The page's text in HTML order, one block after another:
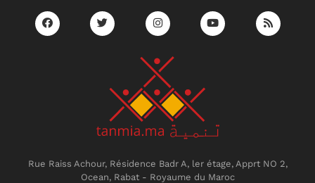
Rue Raiss Achour, Résidence Badr A, ler étage, Apprt NO 2,
Ocean, Rabat - Royaume du Maroc